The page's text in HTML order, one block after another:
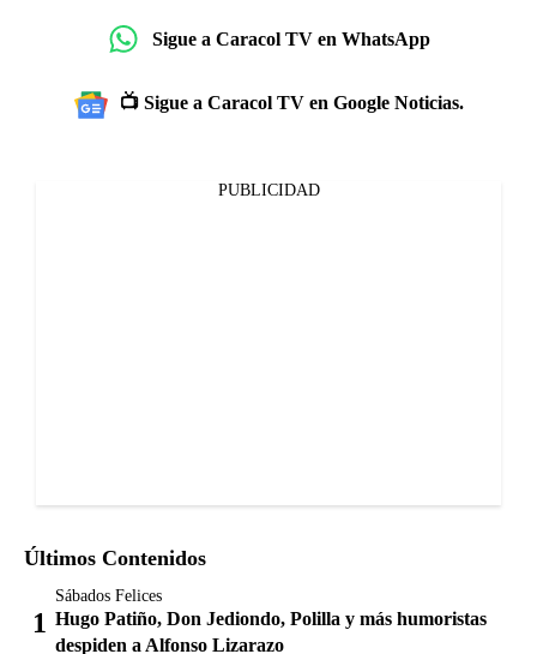
Sigue a Caracol TV en WhatsApp
📺 Sigue a Caracol TV en Google Noticias.
PUBLICIDAD
Últimos Contenidos
Sábados Felices
Hugo Patiño, Don Jediondo, Polilla y más humoristas
despiden a Alfonso Lizarazo